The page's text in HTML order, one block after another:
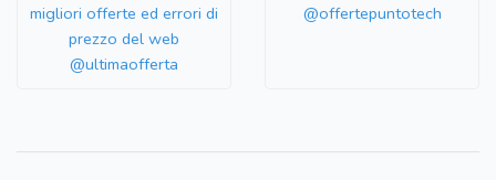
migliori offerte ed errori di
prezzo del web
@ultimaofferta
@offertepuntotech